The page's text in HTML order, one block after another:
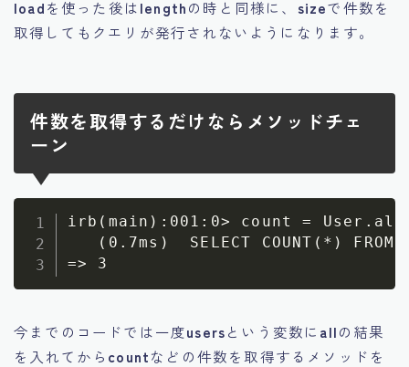
loadを使った後はlengthの時と同様に、 sizeで件数を
取得してもクエリが発行されないようになります。
件数を取得するだけならメソッドチェ
ーン
irb(main):001:0> count =
(0.7ms)  SELECT COUNT(*) FROM
今までのコードでは一度usersという変数に allの結果
を入れてから countなどの件数を取得するメソッドを